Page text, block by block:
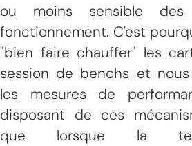
ou moins sensible des
fonctionnement. C'est
"bien faire chauffer" les
session de benchs et
les mesures de
disposant de ces
que lorsque la